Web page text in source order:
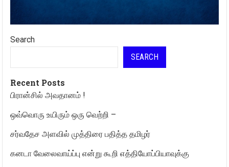
Search
SEARCH
Recent Posts
பிரான்சில் அவதானம் !
ஒவ்வொரு உயிரும் ஒரு வெற்றி –
சர்வதேச அளவில் முத்திரை பதித்த தமிழர்
கனடா வேலைவாய்ப்பு என்று கூறி எத்தியோப்பியாவுக்கு